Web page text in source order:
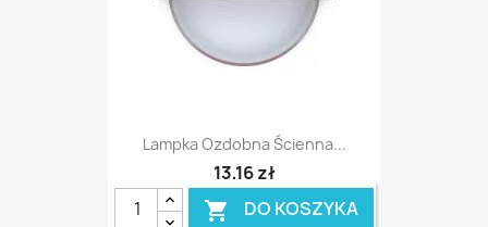
Lampka Ozdobna Ścienna...
13,16 zł
 DO KOSZYKA